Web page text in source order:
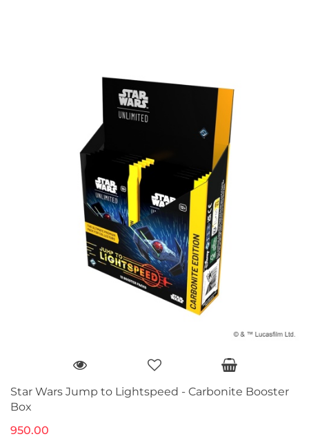
Star Wars Jump to Lightspeed - Carbonite Booster
Box
950.00